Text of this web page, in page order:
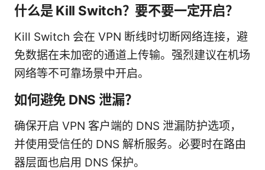
什么是 Kill Switch？要不要一定开启？
Kill Switch 会在 VPN 断线时切断网络连接，避
免数据在未加密的通道上传输。强烈建议在机场
网络等不可靠场景中开启。
如何避免 DNS 泄漏？
确保开启 VPN 客户端的 DNS 泄漏防护选项，
并使用受信任的 DNS 解析服务。必要时在路由
器层面也启用 DNS 保护。